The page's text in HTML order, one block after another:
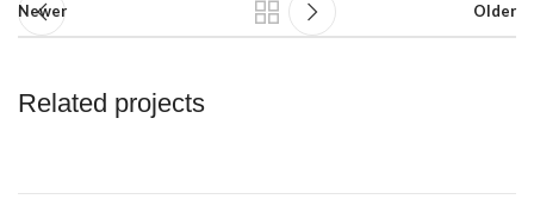
Newer Older
Related projects